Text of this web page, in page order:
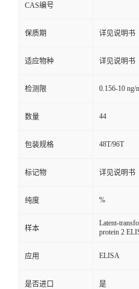
CAS编号
保质期 详见说明书
适应物种 详见说明书
检测限 0.156-10 ng/
数量 44
包装规格 48T/96T
标记物 详见说明书
纯度 %
样本
Latent-
protein 2
应用 ELISA
是否进口 是